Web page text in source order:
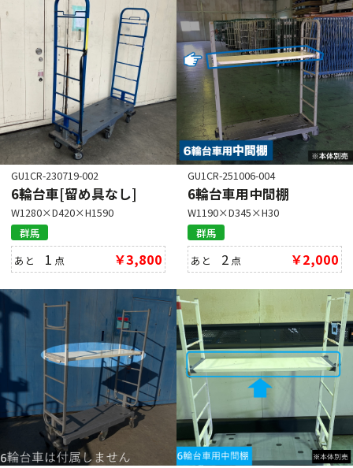
GU1CR-230719-002
6輪台車[留め具なし]
W1280×D420×H1590
群馬
あと 1 点 ￥3,800
GU1CR-251006-004
6輪台車用中間棚
W1190×D345×H30
群馬
あと 2 点 ￥2,000